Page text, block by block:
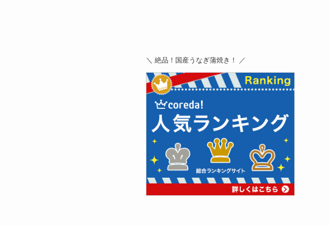
＼ 絶品！国産うなぎ蒲焼き！ ／